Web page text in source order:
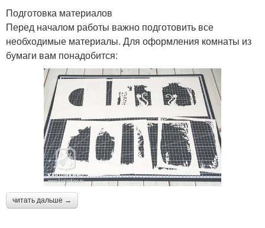
Подготовка материалов
Перед началом работы важно подготовить все
необходимые материалы. Для оформления комнаты из
бумаги вам понадобится:
читать дальше →